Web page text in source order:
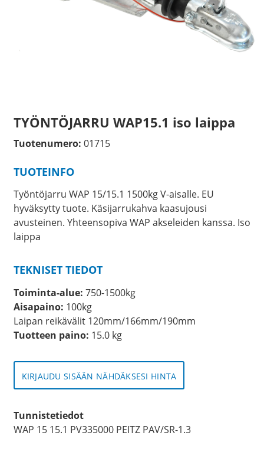
TYÖNTÖJARRU WAP15.1 iso laippa
Tuotenumero: 01715
TUOTEINFO
Työntöjarru WAP 15/15.1 1500kg V-aisalle. EU
hyväksytty tuote. Käsijarrukahva kaasujousi
avusteinen. Yhteensopiva WAP akseleiden kanssa. Iso
laippa
TEKNISET TIEDOT
Toiminta-alue: 750-1500kg
Aisapaino: 100kg
Laipan reikävälit 120mm/166mm/190mm
Tuotteen paino: 15.0 kg
KIRJAUDU SISÄÄN NÄHDÄKSESI HINTA
Tunnistetiedot
WAP 15 15.1 PV335000 PEITZ PAV/SR-1.3